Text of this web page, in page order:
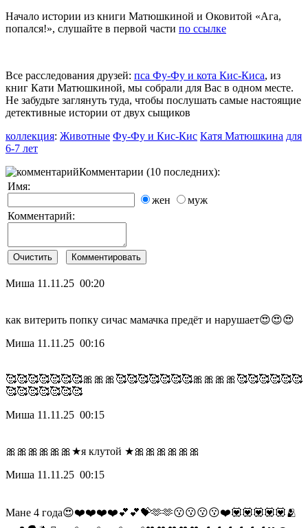
Начало истории из книги Матюшкиной и Оковитой «Ага,
попался!», слушайте в первой части по ссылке
Все расследования друзей: пса Фу-Фу и кота Кис-Киса, из
книг Кати Матюшкиной, мы собрали для Вас в одном месте.
Не забудьте заглянуть туда, чтобы послушать самые настоящие
детективные истории от двух сыщиков
коллекция: Животные Фу-Фу и Кис-Кис Катя Матюшкина для
6-7 лет
Комментарии (10 последних):
Имя:
жен
муж
Комментарий:
Миша 11.11.25 00:20
как витерить попку сичас мамачка предёт и нарушает😍😍😍
Миша 11.11.25 00:16
🥰🥰🥰🥰🥰🥰🥰🎀🎀🎀🥰🥰🥰🥰🥰🥰🥰🎀🎀🎀🎀🥰🥰🥰🥰🥰🥰
🥰🥰🥰🥰🥰🥰🥰
Миша 11.11.25 00:15
🎀🎀🎀🎀🎀🎀★я клутой ★🎀🎀🎀🎀🎀🎀
Миша 11.11.25 00:15
Мане 4 года😍❤️❤️❤️❤️💕💕💝🫶🫶😗😗😗😗❤️💟💟💟💟💟🫂